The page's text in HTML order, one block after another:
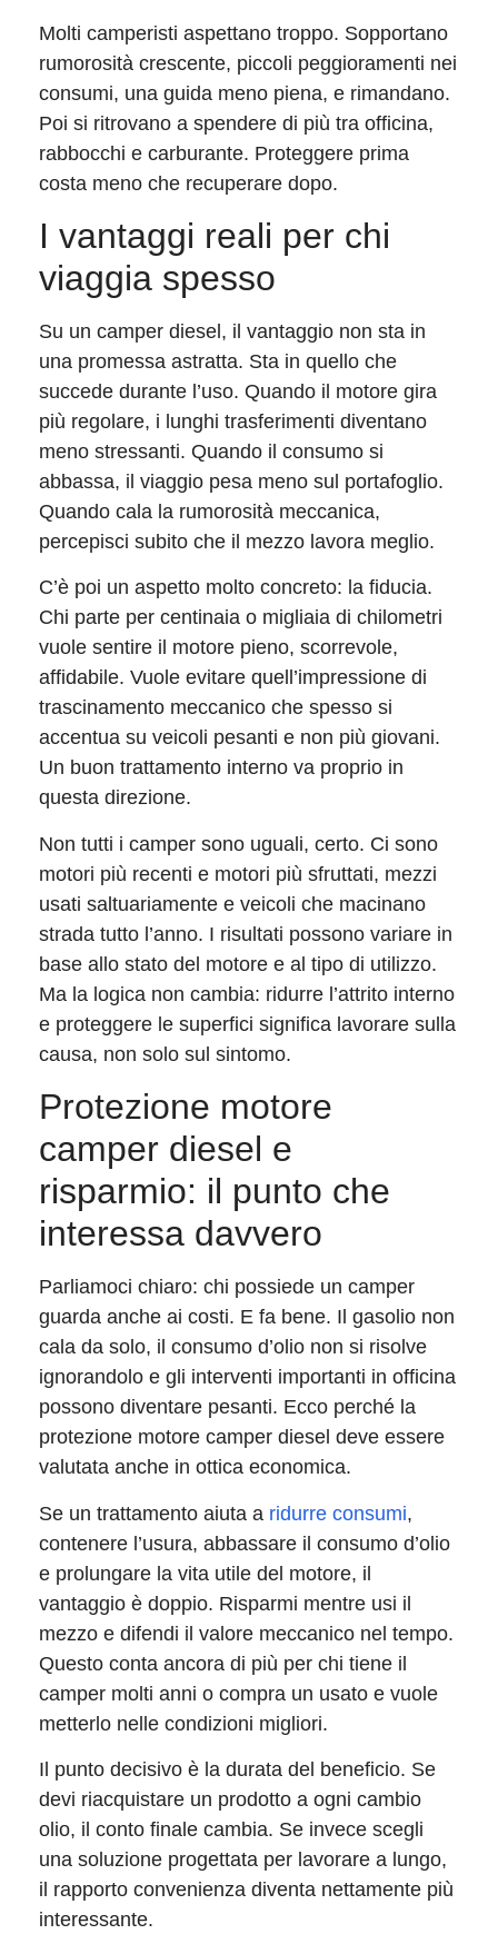
Molti camperisti aspettano troppo. Sopportano
rumorosità crescente, piccoli peggioramenti nei
consumi, una guida meno piena, e rimandano.
Poi si ritrovano a spendere di più tra officina,
rabbocchi e carburante. Proteggere prima
costa meno che recuperare dopo.
I vantaggi reali per chi
viaggia spesso
Su un camper diesel, il vantaggio non sta in
una promessa astratta. Sta in quello che
succede durante l’uso. Quando il motore gira
più regolare, i lunghi trasferimenti diventano
meno stressanti. Quando il consumo si
abbassa, il viaggio pesa meno sul portafoglio.
Quando cala la rumorosità meccanica,
percepisci subito che il mezzo lavora meglio.
C’è poi un aspetto molto concreto: la fiducia.
Chi parte per centinaia o migliaia di chilometri
vuole sentire il motore pieno, scorrevole,
affidabile. Vuole evitare quell’impressione di
trascinamento meccanico che spesso si
accentua su veicoli pesanti e non più giovani.
Un buon trattamento interno va proprio in
questa direzione.
Non tutti i camper sono uguali, certo. Ci sono
motori più recenti e motori più sfruttati, mezzi
usati saltuariamente e veicoli che macinano
strada tutto l’anno. I risultati possono variare in
base allo stato del motore e al tipo di utilizzo.
Ma la logica non cambia: ridurre l’attrito interno
e proteggere le superfici significa lavorare sulla
causa, non solo sul sintomo.
Protezione motore
camper diesel e
risparmio: il punto che
interessa davvero
Parliamoci chiaro: chi possiede un camper
guarda anche ai costi. E fa bene. Il gasolio non
cala da solo, il consumo d’olio non si risolve
ignorandolo e gli interventi importanti in officina
possono diventare pesanti. Ecco perché la
protezione motore camper diesel deve essere
valutata anche in ottica economica.
Se un trattamento aiuta a ridurre consumi,
contenere l’usura, abbassare il consumo d’olio
e prolungare la vita utile del motore, il
vantaggio è doppio. Risparmi mentre usi il
mezzo e difendi il valore meccanico nel tempo.
Questo conta ancora di più per chi tiene il
camper molti anni o compra un usato e vuole
metterlo nelle condizioni migliori.
Il punto decisivo è la durata del beneficio. Se
devi riacquistare un prodotto a ogni cambio
olio, il conto finale cambia. Se invece scegli
una soluzione progettata per lavorare a lungo,
il rapporto convenienza diventa nettamente più
interessante.